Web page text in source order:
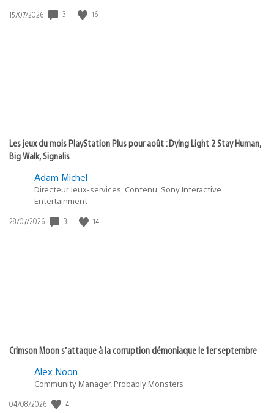
Date
15/07/2026 3 16
Les jeux du mois PlayStation Plus pour août : Dying Light 2 Stay Human,
Big Walk, Signalis
Adam Michel
Directeur Jeux-services, Contenu, Sony Interactive
Entertainment
Date
28/07/2026 3 14
Crimson Moon s’attaque à la corruption démoniaque le 1er septembre
Alex Noon
Community Manager, Probably Monsters
Date
04/08/2026 4